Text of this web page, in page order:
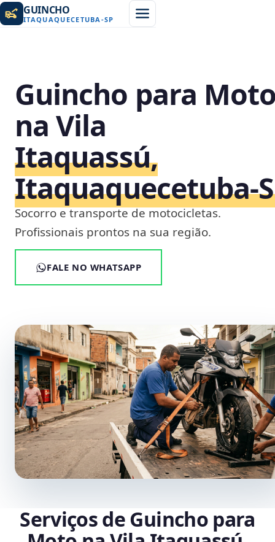
GUINCHO
ITAQUAQUECETUBA -SP
Guincho para
na Vila
Itaquassú,
Socorro e transporte de motocicletas.
Profissionais prontos na sua região.
FALE NO WHATSAPP
Serviços de Guincho para